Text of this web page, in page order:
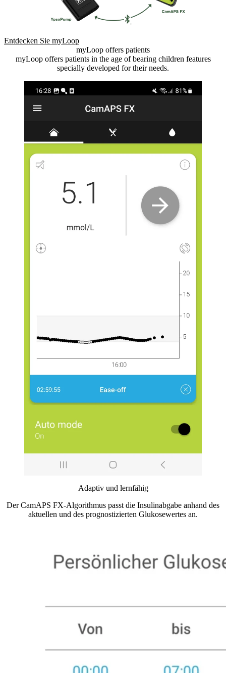
Entdecken Sie myLoop
myLoop offers patients
myLoop offers patients in the age of bearing children features
specially developed for their needs.
Adaptiv und lernfähig
Der CamAPS FX-Algorithmus passt die Insulinabgabe anhand des
aktuellen und des prognostizierten Glukosewertes an.